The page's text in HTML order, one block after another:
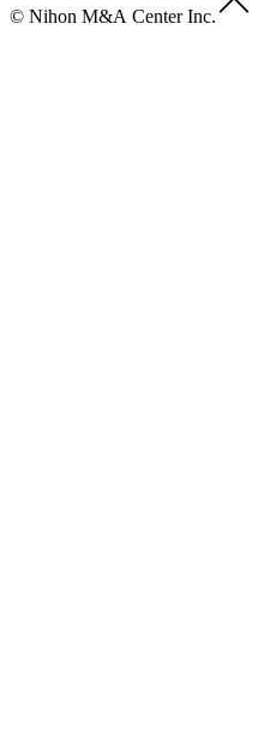
© Nihon M&A Center Inc.